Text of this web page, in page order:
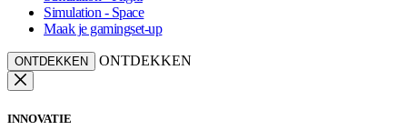
Simulation - Space
Maak je gamingset-up
ONTDEKKEN ONTDEKKEN
INNOVATIE